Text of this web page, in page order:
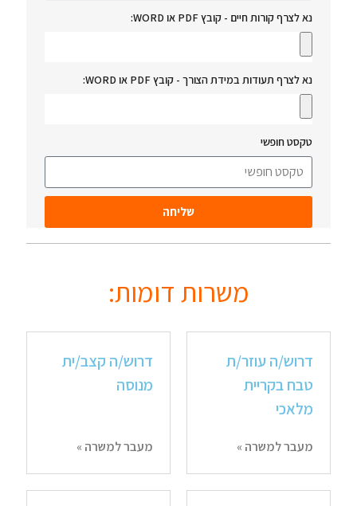
נא לצרף קורות חיים - קובץ PDF או WORD:
נא לצרף תעודות במידת הצורך - קובץ PDF או WORD:
טקסט חופשי
שליחה
משרות דומות:
דרוש/ה עוזר/ת
טבח בקריית
מלאכי
מעבר למשרה »
דרוש/ה קצב/ית
מנוסה
מעבר למשרה »